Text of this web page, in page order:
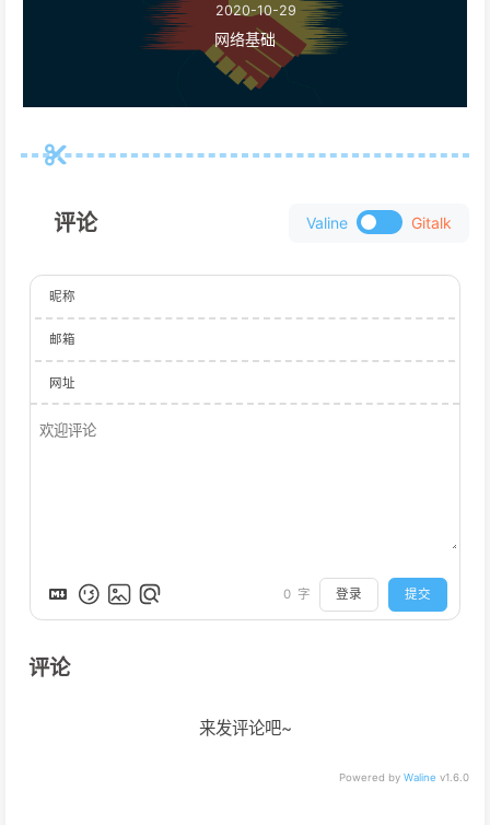
2020-10-29
网络基础
评论 Valine Gitalk
昵称
邮箱
网址
0 字 登录 提交
评论
来发评论吧~
Powered by Waline v1.6.0